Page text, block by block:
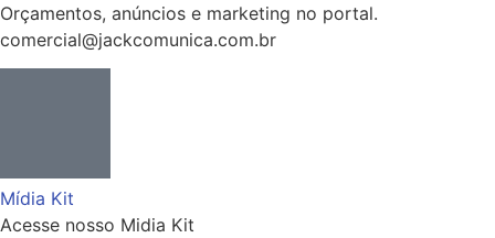
Orçamentos, anúncios e marketing no portal.
comercial@jackcomunica.com.br
Mídia Kit
Acesse nosso Midia Kit